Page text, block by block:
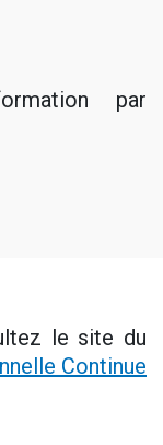
par
le site du
Continue